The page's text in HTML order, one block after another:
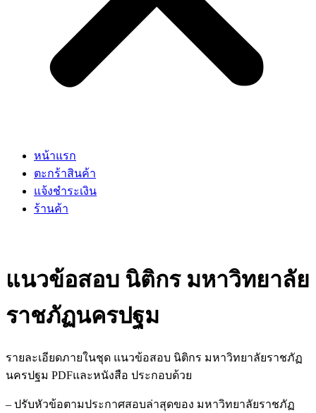
หน้าแรก
ตะกร้าสินค้า
แจ้งชำระเงิน
ร้านค้า
แนวข้อสอบ นิติกร มหาวิทยาลัย
ราชภัฏนครปฐม
รายละเอียดภายในชุด แนวข้อสอบ นิติกร มหาวิทยาลัยราชภัฏ
นครปฐม PDFและหนังสือ ประกอบด้วย
– ปรับหัวข้อตามประกาศสอบล่าสุดของ มหาวิทยาลัยราชภัฏ